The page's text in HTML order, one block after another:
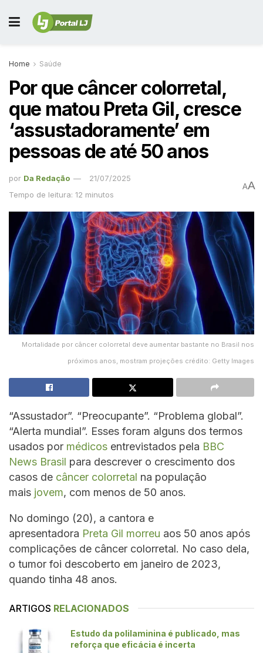
Home Saúde
Por que câncer colorretal,
que matou Preta Gil, cresce
‘assustadoramente’ em
pessoas de até 50 anos
por Da Redação
21/07/2025
Tempo de leitura: 12 minutos
AA
Mortalidade por câncer colorretal deve aumentar bastante no Brasil nos
próximos anos, mostram projeções crédito: Getty Images
“Assustador”. “Preocupante”. “Problema global”.
“Alerta mundial”. Esses foram alguns dos termos
usados por médicos entrevistados pela BBC
News Brasil para descrever o crescimento dos
casos de câncer colorretal na população
mais jovem, com menos de 50 anos.
No domingo (20), a cantora e
apresentadora Preta Gil morreu aos 50 anos após
complicações de câncer colorretal. No caso dela,
o tumor foi descoberto em janeiro de 2023,
quando tinha 48 anos.
ARTIGOS RELACIONADOS
Estudo da polilaminina é publicado, mas
reforça que eficácia é incerta